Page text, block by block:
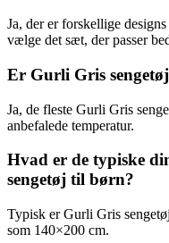
Ja, der er forskellige
vælge det sæt, der passer
Er Gurli Gris
Ja, de fleste Gurli Gris
anbefalede temperatur.
Hvad er de typiske
sengetøj til børn?
Typisk er Gurli Gris
som 140×200 cm.